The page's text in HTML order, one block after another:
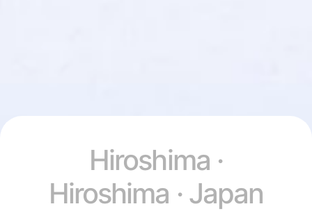
Hiroshima ·
Hiroshima · Japan